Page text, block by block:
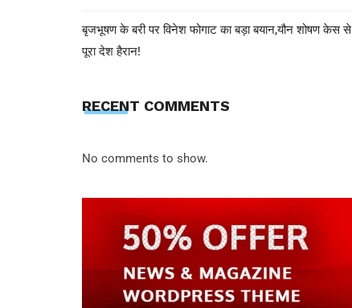
बृजभूषण के बरी पर विनेश फोगाट का बड़ा बयान,यौन शोषण केस से
पूरा देश हैरान!
RECENT COMMENTS
No comments to show.